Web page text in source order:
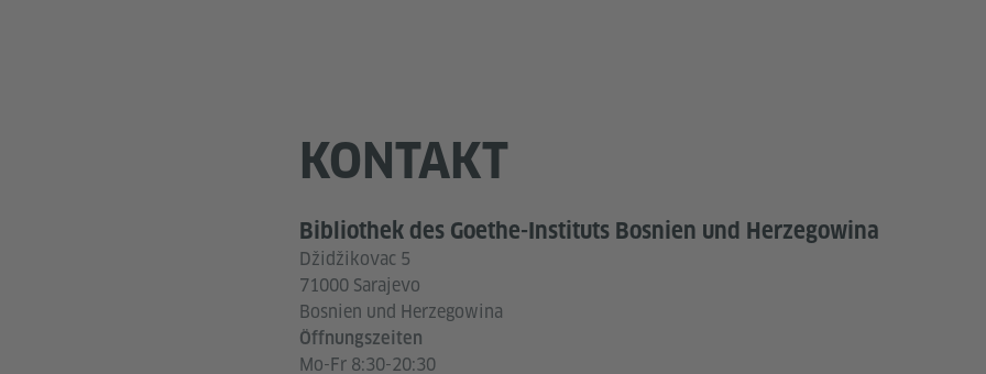
KONTAKT
Bibliothek des Goethe-Instituts Bosnien und Herzegowina
Džidžikovac 5
71000 Sarajevo
Bosnien und Herzegowina
Öffnungszeiten
Mo-Fr 8:30-20:30